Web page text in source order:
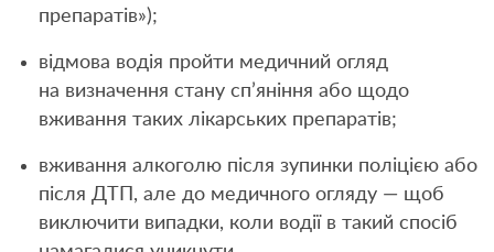
препаратів»);
відмова водія пройти медичний огляд
на визначення стану сп’яніння або щодо
вживання таких лікарських препаратів;
вживання алкоголю після зупинки поліцією або
після ДТП, але до медичного огляду — щоб
виключити випадки, коли водії в такий спосіб